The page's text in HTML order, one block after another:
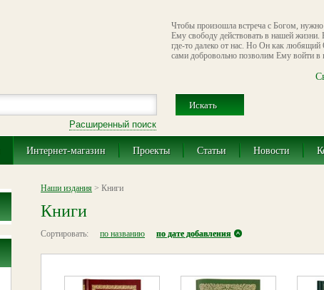
Чтобы произошла встреча с Богом,
Ему свободу действовать в нашей
где-то далеко от нас. Но Он как любящий
сами добровольно позволим Ему войти в
Расширенный поиск
Интернет-магазин Проекты Статьи Новости
Наши издания > Книги
Книги
Сортировать: по названию по дате добавления